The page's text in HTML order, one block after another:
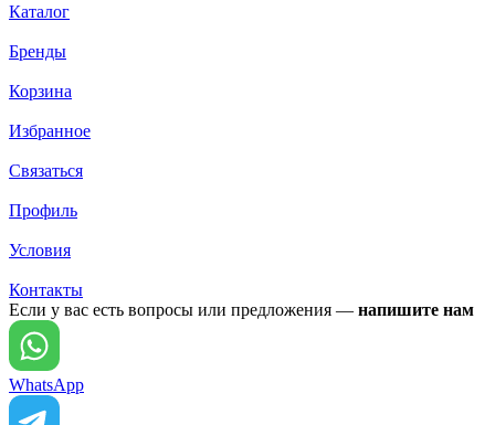
Каталог
Бренды
Корзина
Избранное
Связаться
Профиль
Условия
Контакты
Если у вас есть вопросы или предложения — напишите нам
WhatsApp